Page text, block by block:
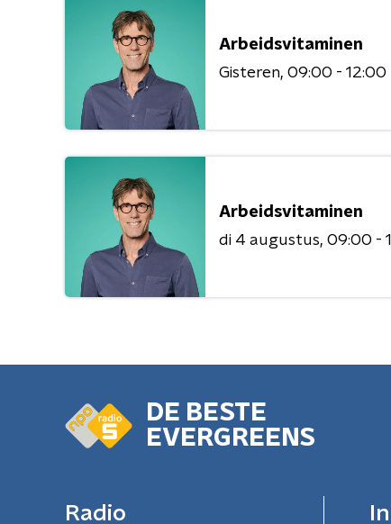
Arbeidsvitaminen
Gisteren 09:00 - 12:00
Arbeidsvitaminen
di 4 augustus 09:00 -
DE BESTE
EVERGREENS
Radio